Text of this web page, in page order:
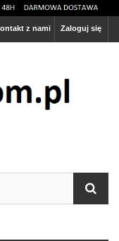
Zaloguj się
z nami